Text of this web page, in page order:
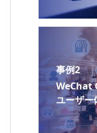
事例2
WeChat
ユーザー